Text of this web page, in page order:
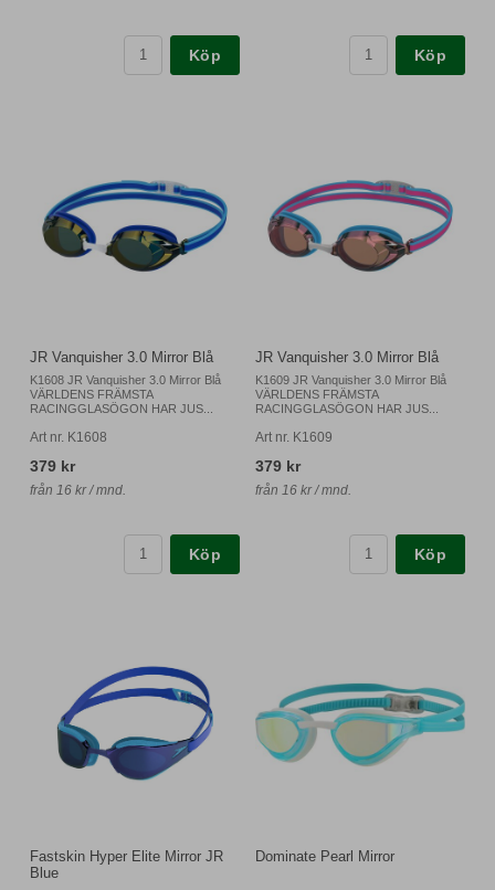
Köp Köp
JR Vanquisher 3.0 Mirror Blå
K1608 JR Vanquisher 3.0 Mirror Blå
VÄRLDENS FRÄMSTA
RACINGGLASÖGON HAR JUS...
Art nr. K1608
379 kr
från 16 kr / mnd.
Köp
JR Vanquisher 3.0 Mirror Blå
K1609 JR Vanquisher 3.0 Mirror Blå
VÄRLDENS FRÄMSTA
RACINGGLASÖGON HAR JUS...
Art nr. K1609
379 kr
från 16 kr / mnd.
Köp
Fastskin Hyper Elite Mirror JR
Blue
Dominate Pearl Mirror